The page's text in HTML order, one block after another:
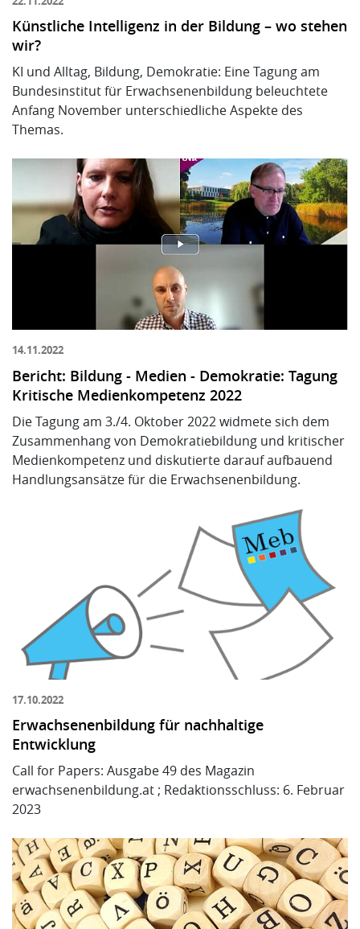
Künstliche Intelligenz in der Bildung – wo stehen
wir?
KI und Alltag, Bildung, Demokratie: Eine Tagung am
Bundesinstitut für Erwachsenenbildung beleuchtete
Anfang November unterschiedliche Aspekte des
Themas.
14.11.2022
Bericht: Bildung - Medien - Demokratie: Tagung
Kritische Medienkompetenz 2022
Die Tagung am 3./4. Oktober 2022 widmete sich dem
Zusammenhang von Demokratiebildung und kritischer
Medienkompetenz und diskutierte darauf aufbauend
Handlungsansätze für die Erwachsenenbildung.
17.10.2022
Erwachsenenbildung für nachhaltige
Entwicklung
Call for Papers: Ausgabe 49 des Magazin
erwachsenenbildung.at ; Redaktionsschluss: 6. Februar
2023